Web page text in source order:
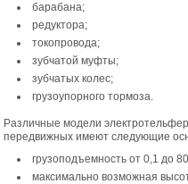
барабана;
редуктора;
токопровода;
зубчатой муфты;
зубчатых колес;
грузоупорного тормоза.
Различные модели
передвижных имеют следующие
грузоподъемность от 0,1 до
максимально возможная